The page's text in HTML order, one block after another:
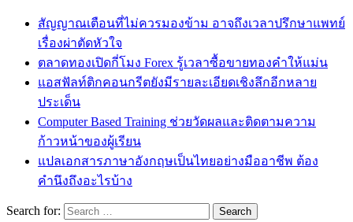
สัญญาณเตือนที่ไม่ควรมองข้าม อาจถึงเวลาปรึกษาแพทย์
เรื่องผ่าตัดหัวใจ
ตลาดทองเปิดกี่โมง Forex รู้เวลาซื้อขายทองคำให้แม่น
แอสฟัลท์ติกคอนกรีตยังมีรายละเอียดเชิงลึกอีกหลาย
ประเด็น
Computer Based Training ช่วยวัดผลและติดตามความ
ก้าวหน้าของผู้เรียน
แปลเอกสารภาษาอังกฤษเป็นไทยอย่างมืออาชีพ ต้อง
คำนึงถึงอะไรบ้าง
Search for: